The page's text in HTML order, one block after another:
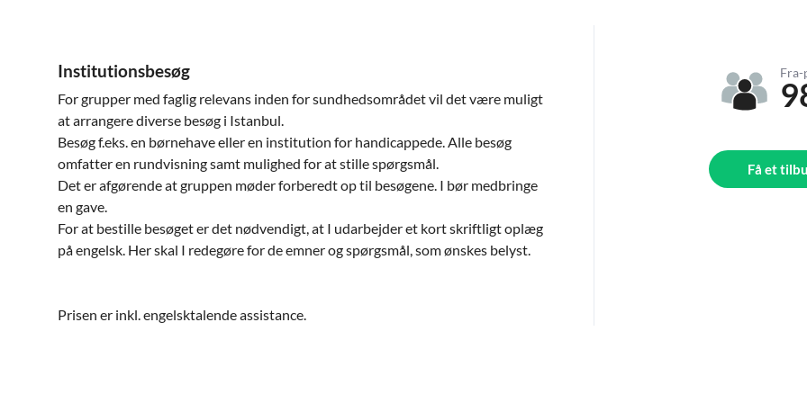
Institutionsbesøg
For grupper med faglig relevans inden for sundhedsområdet vil det være muligt
at arrangere diverse besøg i Istanbul.
Besøg f.eks. en børnehave eller en institution for handicappede. Alle besøg
omfatter en rundvisning samt mulighed for at stille spørgsmål.
Det er afgørende at gruppen møder forberedt op til besøgene. I bør medbringe
en gave.
For at bestille besøget er det nødvendigt, at I udarbejder et kort skriftligt oplæg
på engelsk. Her skal I redegøre for de emner og spørgsmål, som ønskes belyst.
Prisen er inkl. engelsktalende assistance.
Fra-
Få et